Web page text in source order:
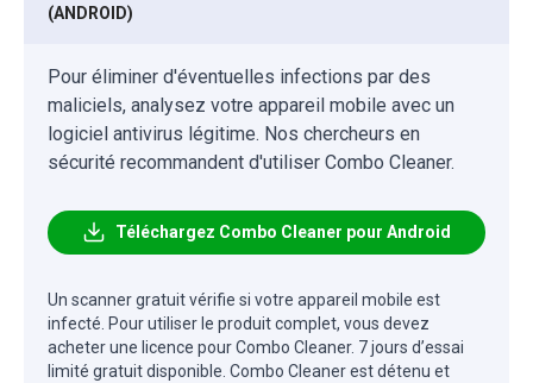
(ANDROID)
Pour éliminer d'éventuelles infections par des
maliciels, analysez votre appareil mobile avec un
logiciel antivirus légitime. Nos chercheurs en
sécurité recommandent d'utiliser Combo Cleaner.
Téléchargez Combo Cleaner pour Android
Un scanner gratuit vérifie si votre appareil mobile est
infecté. Pour utiliser le produit complet, vous devez
acheter une licence pour Combo Cleaner. 7 jours d’essai
limité gratuit disponible. Combo Cleaner est détenu et